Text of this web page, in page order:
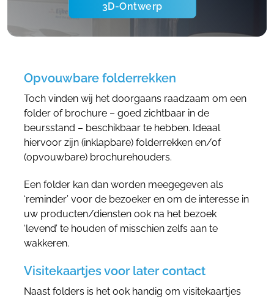
3D-Ontwerp
Opvouwbare folderrekken
​Toch vinden wij het doorgaans raadzaam om een
folder of brochure – goed zichtbaar in de
beursstand – beschikbaar te hebben. Ideaal
hiervoor zijn (inklapbare) folderrekken en/of
(opvouwbare) brochurehouders.
Een folder kan dan worden meegegeven als
‘reminder’ voor de bezoeker en om de interesse in
uw producten/diensten ook na het bezoek
‘levend’ te houden of misschien zelfs aan te
wakkeren.
Visitekaartjes voor later contact
Naast folders is het ook handig om visitekaartjes